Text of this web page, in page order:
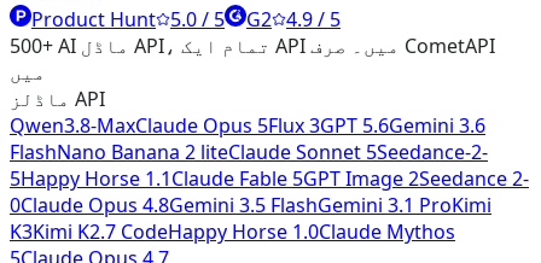
Product Hunt 5.0 / 5 G2 4.9 / 5
500+ AI ماڈل API، تمام ایک API میں۔ صرف CometAPI
میں
ماڈلز API
Qwen3.8-MaxClaude Opus 5Flux 3GPT 5.6Gemini 3.6
FlashNano Banana 2 liteClaude Sonnet 5Seedance-2-
5Happy Horse 1.1Claude Fable 5GPT Image 2Seedance 2-
0Claude Opus 4.8Gemini 3.5 FlashGemini 3.1 ProKimi
K3Kimi K2.7 CodeHappy Horse 1.0Claude Mythos